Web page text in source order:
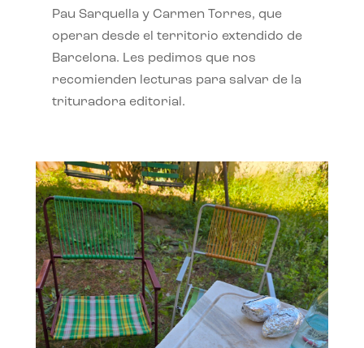
Pau Sarquella y Carmen Torres, que
operan desde el territorio extendido de
Barcelona. Les pedimos que nos
recomienden lecturas para salvar de la
trituradora editorial.